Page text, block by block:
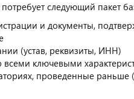
следующий пакет
и документы,
(устав, реквизиты, ИНН)
ключевыми
проведенные раньше